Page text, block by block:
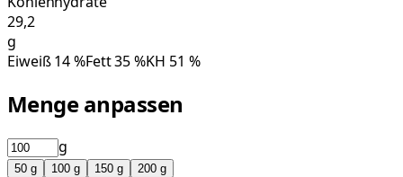
29,2
g
Eiweiß14%Fett35%KH 51 %
Menge anpassen
g
50 g 100 g 150 g 200 g